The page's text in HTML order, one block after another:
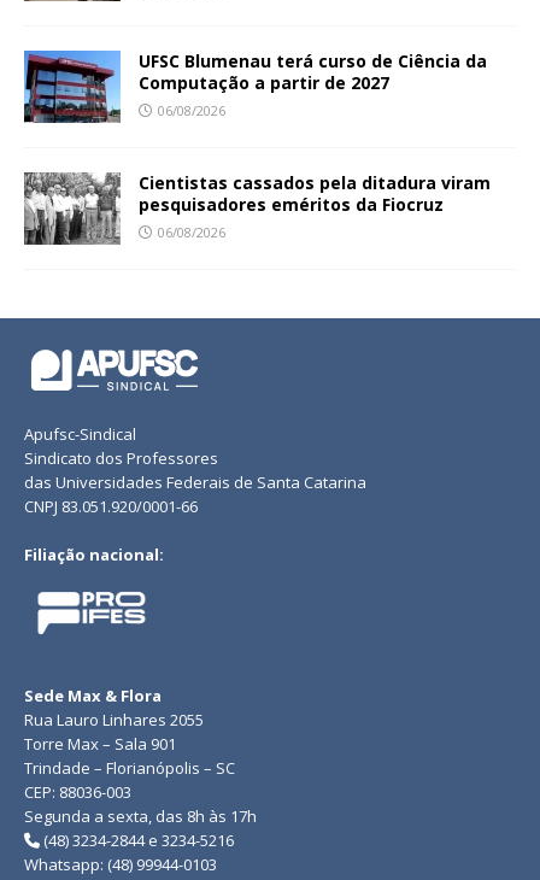
UFSC Blumenau terá curso de Ciência da
Computação a partir de 2027
06/08/2026
Cientistas cassados pela ditadura viram
pesquisadores eméritos da Fiocruz
06/08/2026
Apufsc-Sindical
Sindicato dos Professores
das Universidades Federais de Santa Catarina
CNPJ 83.051.920/0001-66
Filiação nacional:
Sede Max & Flora
Rua Lauro Linhares 2055
Torre Max – Sala 901
Trindade – Florianópolis – SC
CEP: 88036-003
Segunda a sexta, das 8h às 17h
(48) 3234-2844 e 3234-5216
Whatsapp: (48) 99944-0103